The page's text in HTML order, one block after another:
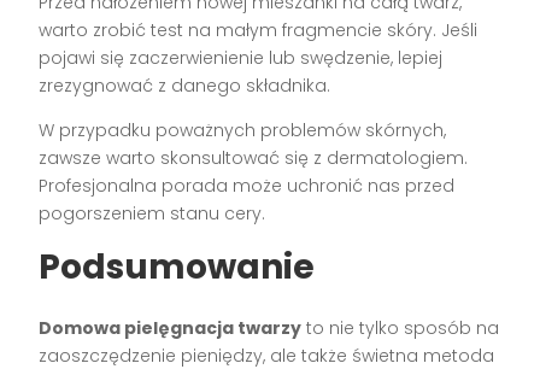
warto zrobić test na małym fragmencie skóry. Jeśli
pojawi się zaczerwienienie lub swędzenie, lepiej
zrezygnować z danego składnika.
W przypadku poważnych problemów skórnych,
zawsze warto skonsultować się z dermatologiem.
Profesjonalna porada może uchronić nas przed
pogorszeniem stanu cery.
Podsumowanie
Domowa pielęgnacja twarzy to nie tylko sposób na
zaoszczędzenie pieniędzy, ale także świetna metoda